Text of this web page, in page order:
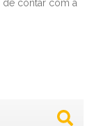
de contar com a